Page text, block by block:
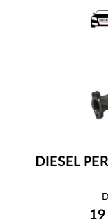
DIESEL